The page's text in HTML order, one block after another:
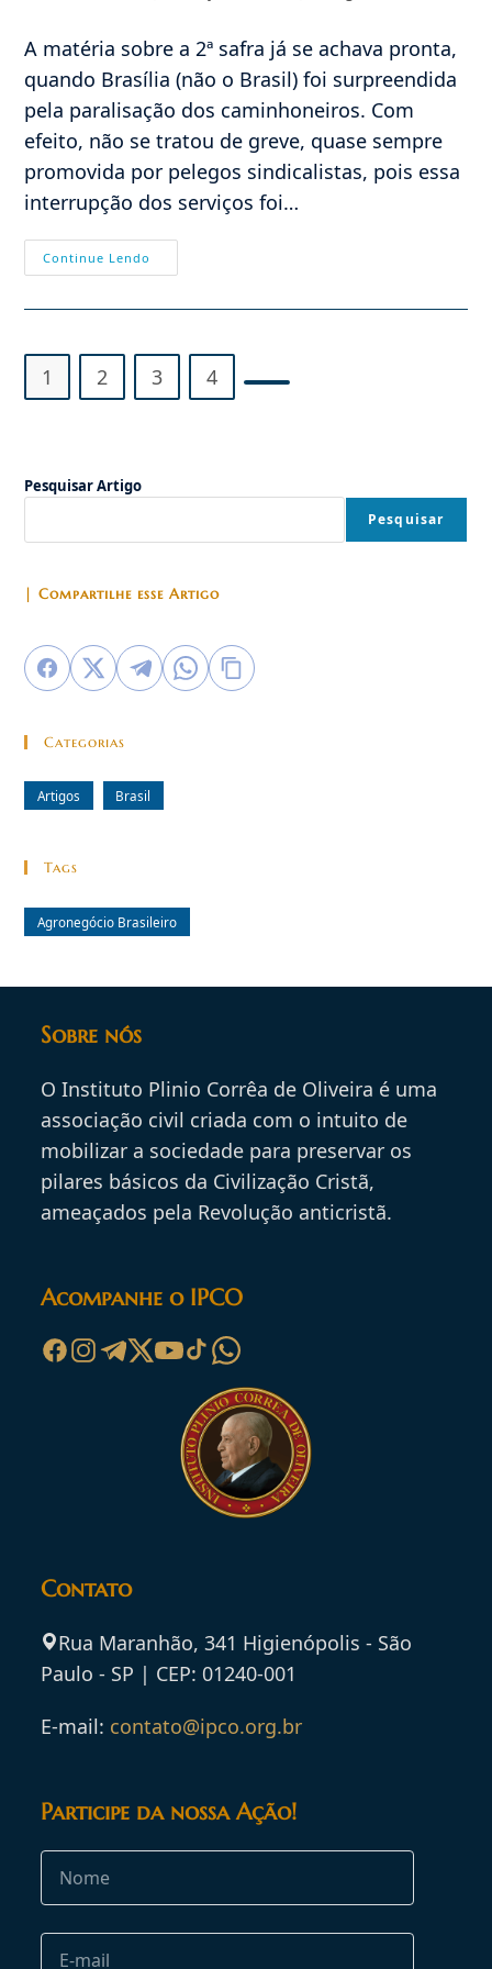
A matéria sobre a 2ª safra já se achava pronta,
quando Brasília (não o Brasil) foi surpreendida
pela paralisação dos caminhoneiros. Com
efeito, não se tratou de greve, quase sempre
promovida por pelegos sindicalistas, pois essa
interrupção dos serviços foi…
Continue Lendo
Segunda
Petróleo”
Os
Irmãos
1 2 3 4
Pesquisar Artigo
Pesquisar
| Compartilhe esse Artigo
Categorias
Artigos Brasil
Tags
Agronegócio Brasileiro
Sobre nós
O Instituto Plinio Corrêa de Oliveira é uma
associação civil criada com o intuito de
mobilizar a sociedade para preservar os
pilares básicos da Civilização Cristã,
ameaçados pela Revolução anticristã.
Acompanhe o IPCO
Contato
Rua Maranhão, 341 Higienópolis - São
Paulo - SP | CEP: 01240-001
E-mail: contato@ipco.org.br
Participe da nossa Ação!